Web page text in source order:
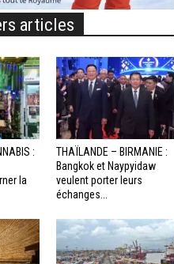
articles
:
la
THAÏLANDE – BIRMANIE :
Bangkok et Naypyidaw
veulent porter leurs
échanges...